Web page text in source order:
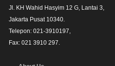
Jl. KH Wahid Hasyim 12 G, Lantai 3,
Jakarta Pusat 10340.
Telepon: 021-3910197,
Fax: 021 3910 297.